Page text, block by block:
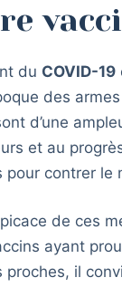
du COVID-19
des
d’une
et au
pour contrer le
de ces
ayant
proches, il